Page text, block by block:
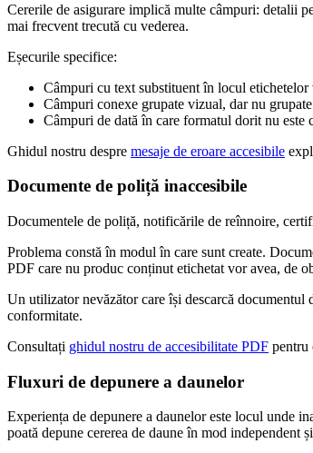
Cererile de asigurare implică multe câmpuri: detalii
mai frecvent trecută cu vederea.
Eșecurile specifice:
Câmpuri cu text substituent în locul
Câmpuri conexe grupate vizual, dar nu
Câmpuri de dată în care formatul dorit nu este
Ghidul nostru despre mesaje de eroare accesibile
Documente de poliță inaccesibile
Documentele de poliță, notificările de reînnoire,
Problema constă în modul în care sunt create.
PDF care nu produc conținut etichetat vor avea, de
Un utilizator nevăzător care își descarcă
conformitate.
Consultați ghidul nostru de accesibilitate PDF pentru
Fluxuri de depunere a daunelor
Experiența de depunere a daunelor este locul unde
poată depune cererea de daune în mod independent